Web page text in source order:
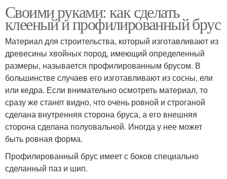
Своими руками: как сделать
клееный и профилированный брус
Материал для строительства, который изготавливают из
древесины хвойных пород, имеющий определенный
размеры, называется профилированным брусом. В
большинстве случаев его изготавливают из сосны, ели
или кедра. Если внимательно осмотреть материал, то
сразу же станет видно, что очень ровной и строганой
сделана внутренняя сторона бруса, а его внешняя
сторона сделана полуовальной. Иногда у нее может
быть ровная форма.
Профилированный брус имеет с боков специально
сделанный паз и шип.